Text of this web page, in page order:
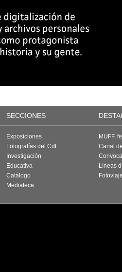
SECCIONES
Exposiciones
Fotografías del CdF
Investigación
Educativa
Catálogo
Mediateca
MUFF,
Canal
Líneas